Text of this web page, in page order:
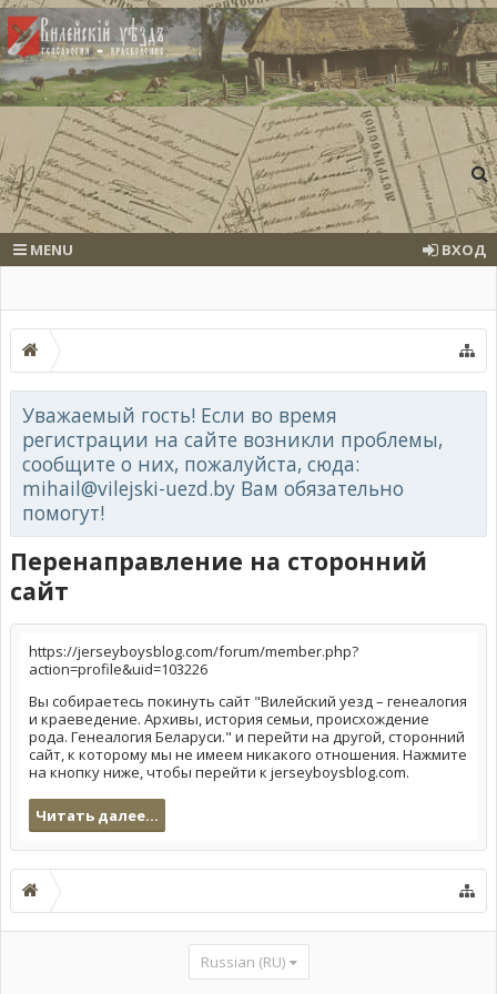
MENU ВХОД
Уважаемый гость! Если во время
регистрации на сайте возникли проблемы,
сообщите о них, пожалуйста, сюда:
mihail@vilejski-uezd.by Вам обязательно
помогут!
Перенаправление на сторонний
сайт
https://jerseyboysblog.com/forum/member.php?
action=profile&uid=103226
Вы собираетесь покинуть сайт "Вилейский уезд – генеалогия
и краеведение. Архивы, история семьи, происхождение
рода. Генеалогия Беларуси." и перейти на другой, сторонний
сайт, к которому мы не имеем никакого отношения. Нажмите
на кнопку ниже, чтобы перейти к jerseyboysblog.com.
Читать далее...
Russian (RU)